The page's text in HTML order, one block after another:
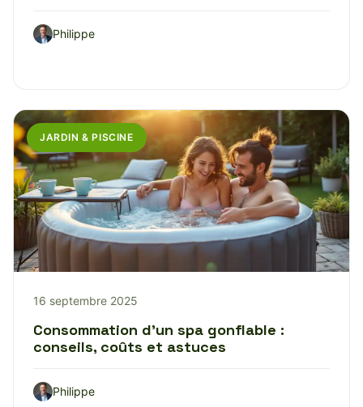
Philippe
JARDIN & PISCINE
16 septembre 2025
Consommation d’un spa gonflable :
conseils, coûts et astuces
Philippe